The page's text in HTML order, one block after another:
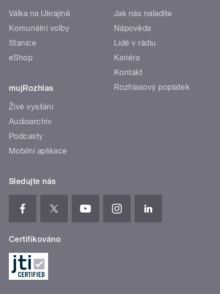
Válka na Ukrajině
Komunální volby
Stanice
eShop
mujRozhlas
Živé vysílání
Audioarchiv
Podcasty
Mobilní aplikace
Jak nás naladíte
Nápověda
Lidé v rádiu
Kariéra
Kontakt
Rozhlasový poplatek
Sledujte nás
Certifikováno